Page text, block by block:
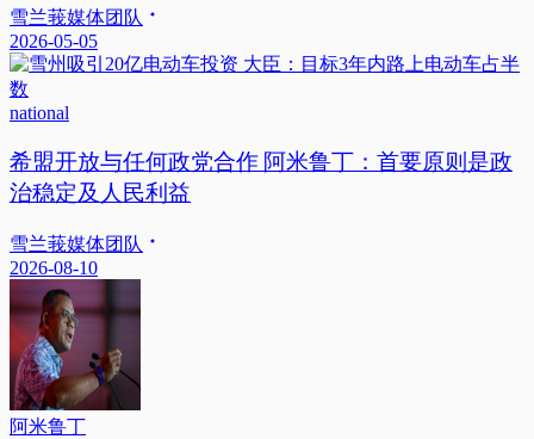
雪兰莪媒体团队
2026-05-05
national
希盟开放与任何政党合作 阿米鲁丁：首要原则是政
治稳定及人民利益
雪兰莪媒体团队
2026-08-10
阿米鲁丁